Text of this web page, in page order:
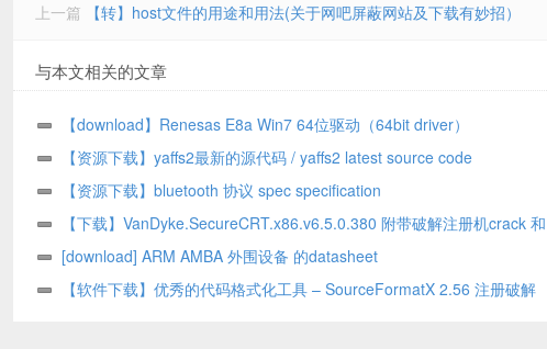
上一篇 【转】host文件的用途和用法(关于网吧屏蔽网站及下载有妙招）
与本文相关的文章
【download】Renesas E8a Win7 64位驱动（64bit driver）
【资源下载】yaffs2最新的源代码 / yaffs2 latest source code
【资源下载】bluetooth 协议 spec specification
【下载】VanDyke.SecureCRT.x86.v6.5.0.380 附带破解注册机crack 和
注册机使用说明
[download] ARM AMBA 外围设备 的datasheet
【软件下载】优秀的代码格式化工具 – SourceFormatX 2.56 注册破解